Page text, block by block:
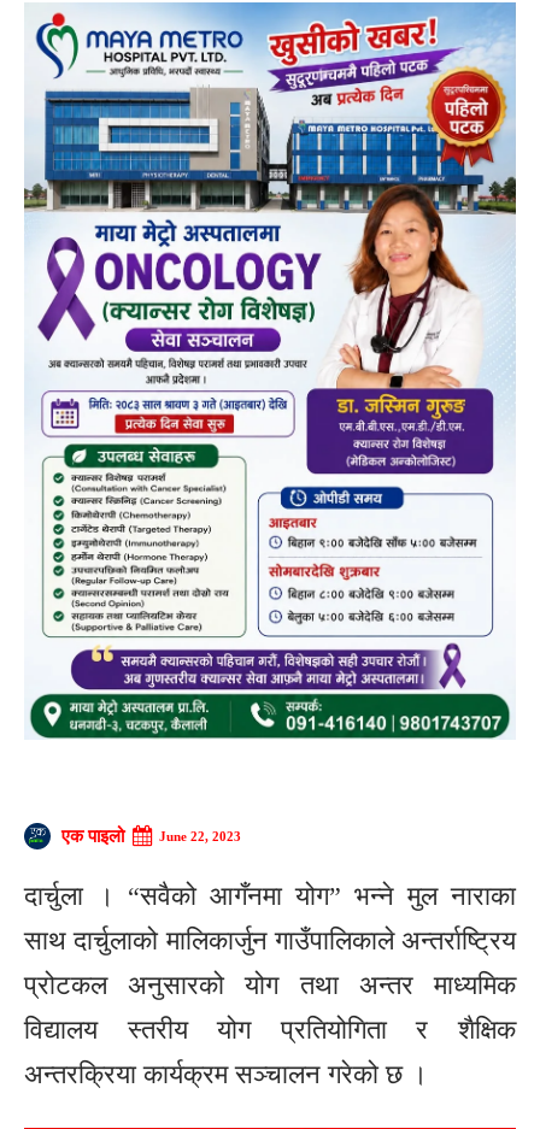
एक पाइलो June 22, 2023
दार्चुला । “सवैको आगँनमा योग” भन्ने मुल नाराका
साथ दार्चुलाको मालिकार्जुन गाउँपालिकाले अन्तर्राष्ट्रिय
प्रोटकल अनुसारको योग तथा अन्तर माध्यमिक
विद्यालय स्तरीय योग प्रतियोगिता र शैक्षिक
अन्तरक्रिया कार्यक्रम सञ्चालन गरेको छ ।